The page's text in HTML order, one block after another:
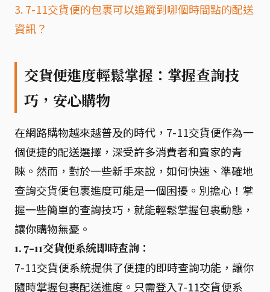
3. 7-11交貨便的包裹可以追蹤到哪個時間點的配送
資訊？
交貨便進度輕鬆掌握：掌握查詢技
巧，安心購物
在網路購物越來越普及的時代，7-11交貨便作為一
個便捷的配送選擇，深受許多消費者和賣家的青
睞。然而，對於一些新手來說，如何快速、準確地
查詢交貨便包裹進度可能是一個困擾。別擔心！掌
握一些簡單的查詢技巧，就能輕鬆掌握包裹動態，
讓你購物無憂。
1. 7-11交貨便系統即時查詢：
7-11交貨便系統提供了便捷的即時查詢功能，讓你
隨時掌握包裹配送進度。只需登入7-11交貨便系